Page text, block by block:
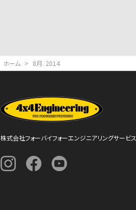
ホーム > 8月. 2014
株式会社フォーバイフォーエンジニアリングサービス